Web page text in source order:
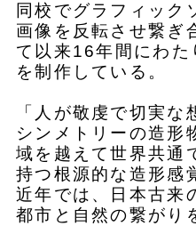
同校でグラフィック
画像を反転させ繋ぎ
て以来16年間にわた
を制作している。
「人が敬虔で切実な
シンメトリーの造形
域を越えて世界共通
持つ根源的な造形感
近年では、日本古来
都市と自然の繋がり